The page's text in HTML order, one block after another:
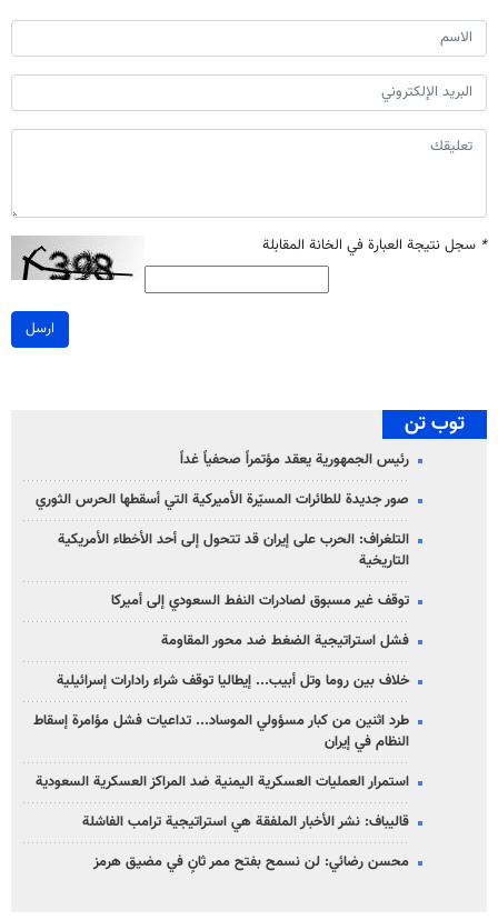
* سجل نتيجة العبارة في الخانة المقابلة
ارسل
توب تن
رئيس الجمهورية يعقد مؤتمراً صحفياً غداً
صور جديدة للطائرات المسيّرة الأميركية التي أسقطها الحرس الثوري
التلغراف: الحرب على إيران قد تتحول إلى أحد الأخطاء الأمريكية
التاريخية
توقف غير مسبوق لصادرات النفط السعودي إلى أميركا
فشل استراتيجية الضغط ضد محور المقاومة
خلاف بين روما وتل أبيب... إيطاليا توقف شراء رادارات إسرائيلية
طرد اثنين من كبار مسؤولي الموساد... تداعيات فشل مؤامرة إسقاط
النظام في إيران
استمرار العمليات العسكرية اليمنية ضد المراكز العسكرية السعودية
قاليباف: نشر الأخبار الملفقة هي استراتيجية ترامب الفاشلة
محسن رضائي: لن نسمح بفتح ممر ثانٍ في مضيق هرمز